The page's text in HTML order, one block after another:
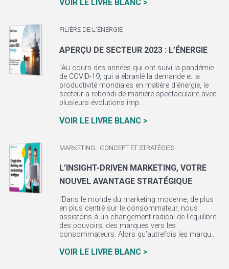
VOIR LE LIVRE BLANC >
FILIÈRE DE L'ÉNERGIE
APERÇU DE SECTEUR 2023 : L’ÉNERGIE
"Au cours des années qui ont suivi la pandémie
de COVID-19, qui a ébranlé la demande et la
productivité mondiales en matière d'énergie, le
secteur a rebondi de manière spectaculaire avec
plusieurs évolutions imp...
VOIR LE LIVRE BLANC >
MARKETING : CONCEPT ET STRATÉGIES
L’INSIGHT-DRIVEN MARKETING, VOTRE
NOUVEL AVANTAGE STRATÉGIQUE
"Dans le monde du marketing moderne, de plus
en plus centré sur le consommateur, nous
assistons à un changement radical de l’équilibre
des pouvoirs, des marques vers les
consommateurs. Alors qu’autrefois les marqu...
VOIR LE LIVRE BLANC >